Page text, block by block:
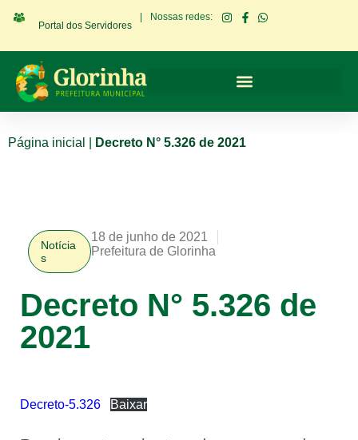
Portal dos Servidores
Nossas redes:
Página inicial Decreto N° 5.326 de 2021
Notícia
s
18 de junho de 2021
Prefeitura de Glorinha
Decreto N° 5.326 de
2021
Decreto-5.326 Baixar